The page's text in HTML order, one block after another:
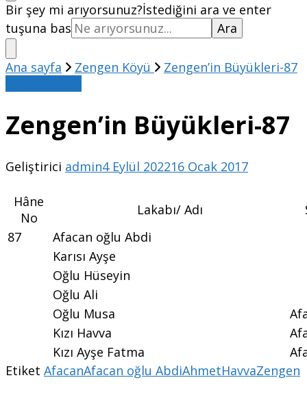
Bir şey mi arıyorsunuz?İstediğini ara ve enter
tuşuna bas
Ana sayfa Zengen Köyü
Zengen’in Büyükleri-87
Zengen’in Büyükleri-87
Geliştirici admin4 Eylül 202216 Ocak 2017
Hâne
No
Lakabı/ Adı
87
Afacan oğlu Abdi
Karısı Ayşe
Oğlu Hüseyin
Oğlu Ali
Oğlu Musa
Kızı Havva
Kızı Ayşe Fatma
Etiket AfacanAfacan oğlu AbdiAhmetHavvaZengen